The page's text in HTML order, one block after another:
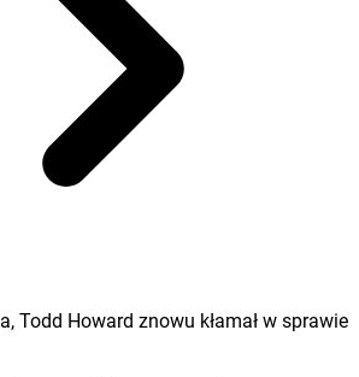
Todd Howard znowu kłamał w sprawie